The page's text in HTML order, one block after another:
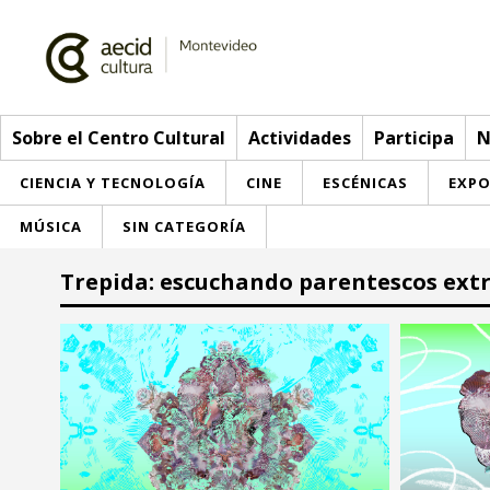
Sobre el Centro Cultural Actividades Participa
CIENCIA Y TECNOLOGÍA CINE ESCÉNICAS
MÚSICA SIN CATEGORÍA
Sobre el Centro Cultural
Red AECID
Equipo
Instalaciones
Visítanos
> Ir a Actividades
Esta semana
Inscripciones
Participa
Envíanos tu propuesta
Buzón de sugerencias
Noticias
Convocatorias
Trepida: escuchando parentescos